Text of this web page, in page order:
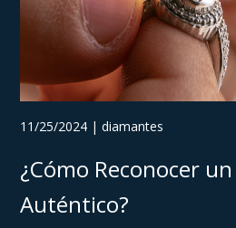
11/25/2024 | diamantes
¿Cómo Reconocer
Auténtico?